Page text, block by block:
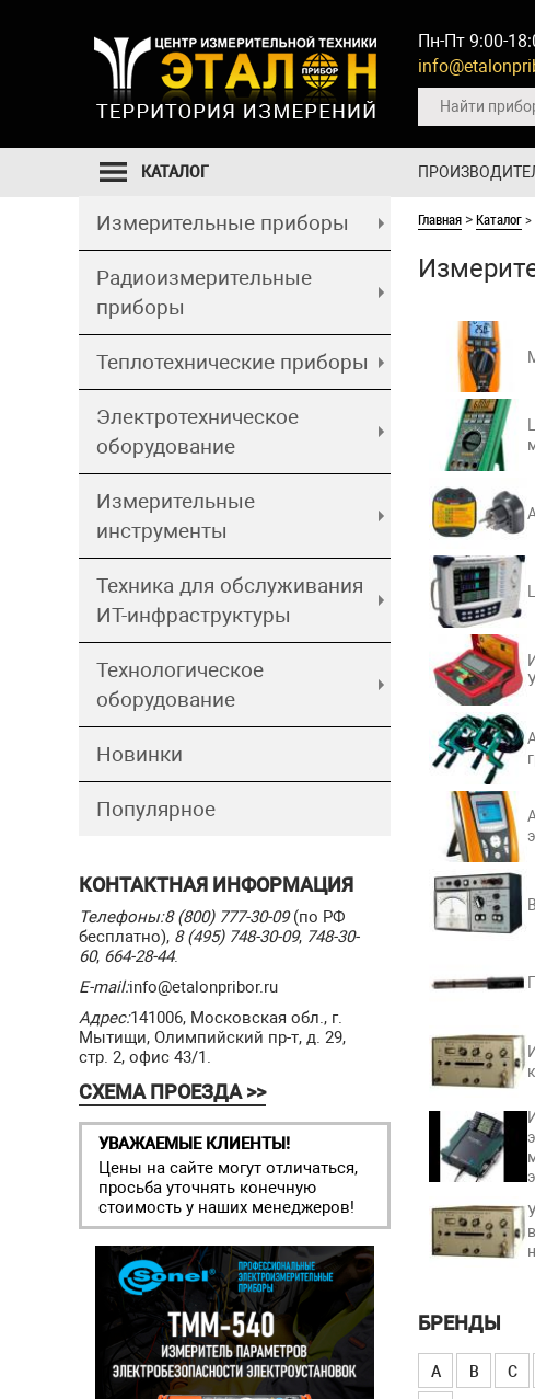
Пн-Пт 9:00-
КАТАЛОГ
Измерительные приборы
Радиоизмерительные
приборы
Теплотехнические приборы
Электротехническое
оборудование
Измерительные
инструменты
Техника для обслуживания
ИТ-инфраструктуры
Технологическое
оборудование
Новинки
Популярное
КОНТАКТНАЯ ИНФОРМАЦИЯ
Телефоны:8 (800) 777-30-09(по РФ
бесплатно), 8 (495) 748-30-09, 748-30-
60, 664-28-44.
E-mail:info@etalonpribor.ru
Адрес:141006, Московская обл., г.
Мытищи, Олимпийский пр-т, д. 29,
стр. 2, офис 43/1.
СХЕМА ПРОЕЗДА >>
УВАЖАЕМЫЕ КЛИЕНТЫ!
Цены на сайте могут отличаться,
просьба уточнять конечную
стоимость у наших менеджеров!
Главная >Каталог>
БРЕНДЫ
A B C